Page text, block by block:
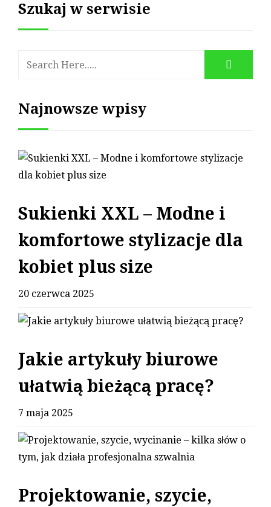
Szukaj w serwisie
Najnowsze wpisy
Sukienki XXL – Modne i
komfortowe stylizacje dla
kobiet plus size
20 czerwca 2025
Jakie artykuły biurowe
ułatwią bieżącą pracę?
7 maja 2025
Projektowanie, szycie,